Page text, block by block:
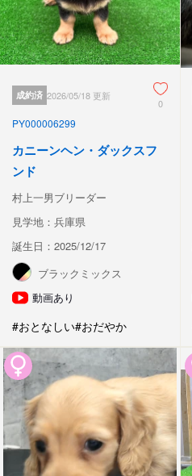
成約済 2026/05/18 更新
0
PY000006299
カニーンヘン・ダックスフ
ンド
村上一男ブリーダー
見学地：兵庫県
誕生日：2025/12/17
ブラックミックス
動画あり
#おとなしい#おだやか